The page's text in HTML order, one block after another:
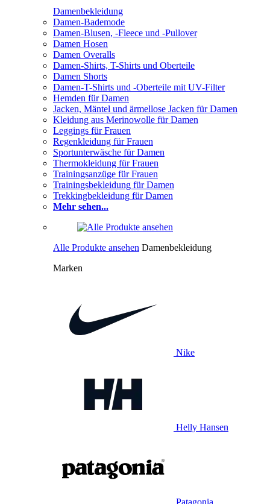
Damenbekleidung
Damen-Bademode
Damen-Blusen, -Fleece und -Pullover
Damen Hosen
Damen Overalls
Damen-Shirts, T-Shirts und Oberteile
Damen Shorts
Damen-T-Shirts und -Oberteile mit UV-Filter
Hemden für Damen
Jacken, Mäntel und ärmellose Jacken für Damen
Kleidung aus Merinowolle für Damen
Leggings für Frauen
Regenkleidung für Frauen
Sportunterwäsche für Damen
Thermokleidung für Frauen
Trainingsanzüge für Frauen
Trainingsbekleidung für Damen
Trekkingbekleidung für Damen
Mehr sehen...
Alle Produkte ansehen Damenbekleidung
Marken
Nike
Helly Hansen
Patagonia